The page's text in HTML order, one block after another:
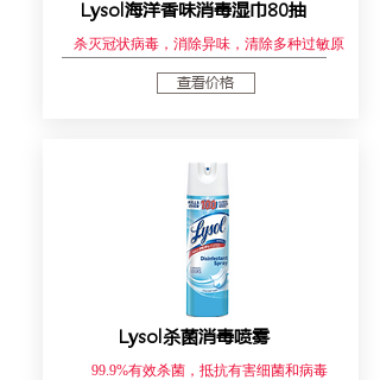
Lysol海洋香味消毒湿巾80抽
杀灭冠状病毒，消除异味，清除多种过敏原
查看价格
Lysol杀菌消毒喷雾
99.9%有效杀菌，抵抗有害细菌和病毒